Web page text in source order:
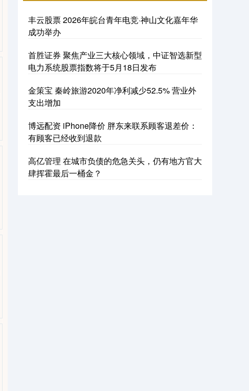
丰云股票 2026年皖台青年电竞·神山文化嘉年华
成功举办
首胜证券 聚焦产业三大核心领域，中证智选新型
电力系统股票指数将于5月18日发布
金策宝 秦岭旅游2020年净利减少52.5% 营业外
支出增加
博远配资 iPhone降价 胖东来联系顾客退差价：
有顾客已经收到退款
高亿管理 在城市负债的危急关头，仍有地方官大
肆挥霍最后一桶金？